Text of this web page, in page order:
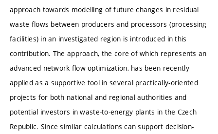
approach towards modelling of future changes in residual
waste flows between producers and processors (processing
facilities) in an investigated region is introduced in this
contribution. The approach, the core of which represents an
advanced network flow optimization, has been recently
applied as a supportive tool in several practically-oriented
projects for both national and regional authorities and
potential investors in waste-to-energy plants in the Czech
Republic. Since similar calculations can support decision-